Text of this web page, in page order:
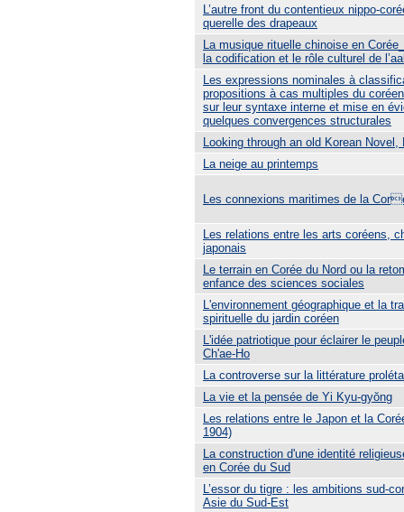
L’autre front du contentieux nippo-
querelle des drapeaux
La musique rituelle chinoise en
la codification et le rôle culturel de
Les expressions nominales à
propositions à cas multiples du
sur leur syntaxe interne et mise en
quelques convergences structurales
Looking through an old Korean Novel,
La neige au printemps
Les connexions maritimes de la
Les relations entre les arts coréens,
japonais
Le terrain en Corée du Nord ou la
enfance des sciences sociales
L'environnement géographique et la
spirituelle du jardin coréen
L'idée patriotique pour éclairer le
Ch'ae-Ho
La controverse sur la littérature
La vie et la pensée de Yi Kyu-gyŏng
Les relations entre le Japon et la
1904)
La construction d'une identité
en Corée du Sud
L’essor du tigre : les ambitions sud-
Asie du Sud-Est